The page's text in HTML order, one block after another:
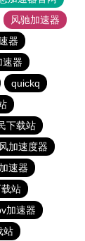
风驰加速器
器
速器
quickq
下载站
加速度器
速器
站
加速器
站